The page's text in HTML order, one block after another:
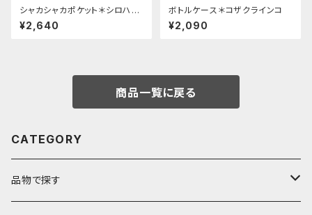
シャカシャカポケット＊シロハ
ラ・コザクラ
¥2,640
ボトルケース＊コザクラインコ
¥2,090
商品一覧に戻る
CATEGORY
品物で探す